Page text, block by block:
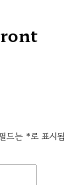
드는 *로 표시됩